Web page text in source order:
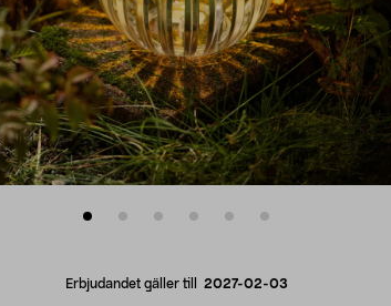
Erbjudandet gäller till 2027-02-03